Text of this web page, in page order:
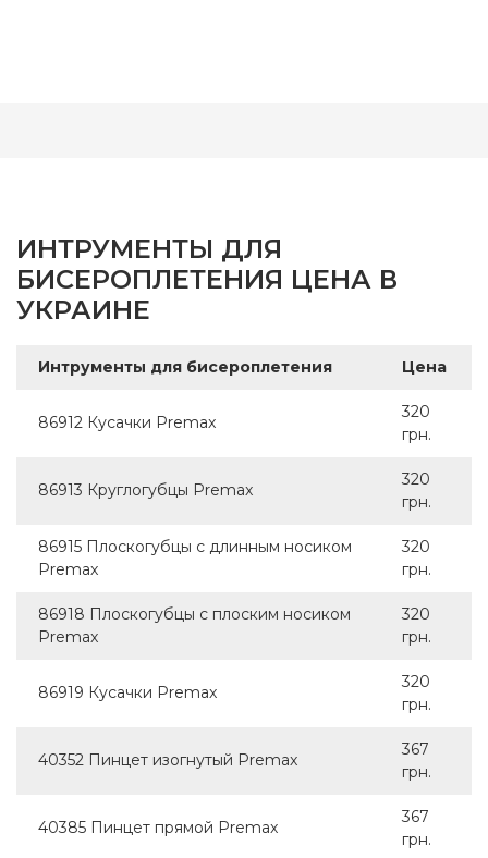
ИНТРУМЕНТЫ ДЛЯ
БИСЕРОПЛЕТЕНИЯ ЦЕНА В
УКРАИНЕ
Интрументы для бисероплетения Цена
86912 Кусачки Premax
320
грн.
86913 Круглогубцы Premax
320
грн.
86915 Плоскогубцы с длинным носиком
Premax
320
грн.
86918 Плоскогубцы с плоским носиком
Premax
320
грн.
86919 Кусачки Premax
320
грн.
40352 Пинцет изогнутый Premax
367
грн.
40385 Пинцет прямой Premax
367
грн.